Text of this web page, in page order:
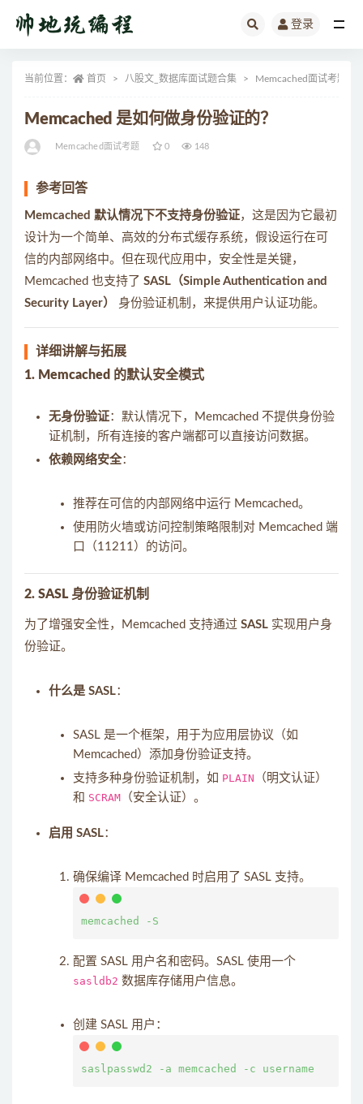
登录
当前位置： 首页 八股文_数据库面试题合集 Memcached面试考题
Memcached 是如何做身份验证的？
Memcached面试考题 0 148
参考回答
Memcached 默认情况下不支持身份验证，这是因为它最初
设计为一个简单、高效的分布式缓存系统，假设运行在可
信的内部网络中。但在现代应用中，安全性是关键，
Memcached 也支持了 SASL（Simple Authentication and
Security Layer）
身份验证机制，来提供用户认证功能。
详细讲解与拓展
1. Memcached 的默认安全模式
无身份验证：默认情况下，Memcached 不提供身份验
证机制，所有连接的客户端都可以直接访问数据。
依赖网络安全：
推荐在可信的内部网络中运行 Memcached。
使用防火墙或访问控制策略限制对 Memcached 端
口（11211）的访问。
2. SASL 身份验证机制
为了增强安全性，Memcached 支持通过 SASL 实现用户身
份验证。
什么是 SASL：
SASL 是一个框架，用于为应用层协议（如
Memcached）添加身份验证支持。
支持多种身份验证机制，如 PLAIN （明文认证）
和 SCRAM （安全认证）。
启用 SASL：
确保编译 Memcached 时启用了 SASL 支持。
配置 SASL 用户名和密码。SASL 使用一个
sasldb2 数据库存储用户信息。
创建 SASL 用户：